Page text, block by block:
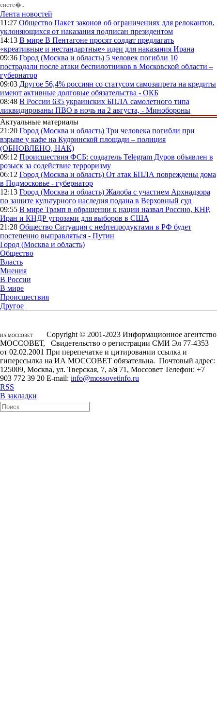
систе�...
Лента новостей
11:27 Общество Пакет законов об ограничениях для релокантов,
уклоняющихся от наказания подписан президентом
14:13 В мире В Пентагоне просят солдат предлагать
«креативные и нестандартные» идеи для наказания Ирана
09:36 Город (Москва и область) 5 человек погибли 10
пострадали после атаки беспилотников в Московской области –
губернатор
09:03 Другое 56,4% россиян со статусом самозапрета на кредиты
имеют активные долговые обязательства - ОКБ
08:48 В России 635 украинских БПЛА самолетного типа
ликвидированы ПВО в ночь на 2 августа, - Минобороны
Актуальные материалы
21:20 Город (Москва и область) Три человека погибли при
взрыве у кафе на Кудринской площади – полиция
(ОБНОВЛЕНО, НАК)
09:12 Происшествия ФСБ: создатель Telegram Дуров объявлен в
розыск за содействие терроризму
06:12 Город (Москва и область) От атак БПЛА повреждены дома
в Подмосковье - губернатор
12:13 Город (Москва и область) Жалоба с участием Архнадзора
по защите культурного наследия подана в Верховный суд
09:55 В мире Трамп в обращении к нации назвал Россию, КНР,
Иран и КНДР угрозами для выборов в США
21:28 Общество Ситуация с нефтепродуктами в РФ будет
постепенно выправляться - Путин
Город (Москва и область)
Общество
Власть
Мнения
В России
В мире
Происшествия
Другое
ИА МОССОВЕТ
Copyright © 2001-2023 Информационное агентство
МОССОВЕТ, Свидетельство о регистрации СМИ Эл 77-4353
от 02.02.2001 При перепечатке и цитировании ссылка и
гиперссылка на ИА МОССОВЕТ обязательна. Почтовый адрес:
125009, Москва, ул. Тверская, 7, а/я 71, Моссовет Телефон: +7
903 772 39 20 E-mail: info@mossovetinfo.ru
RSS
В закладки